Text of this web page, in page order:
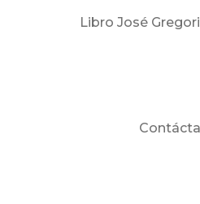
Libro José